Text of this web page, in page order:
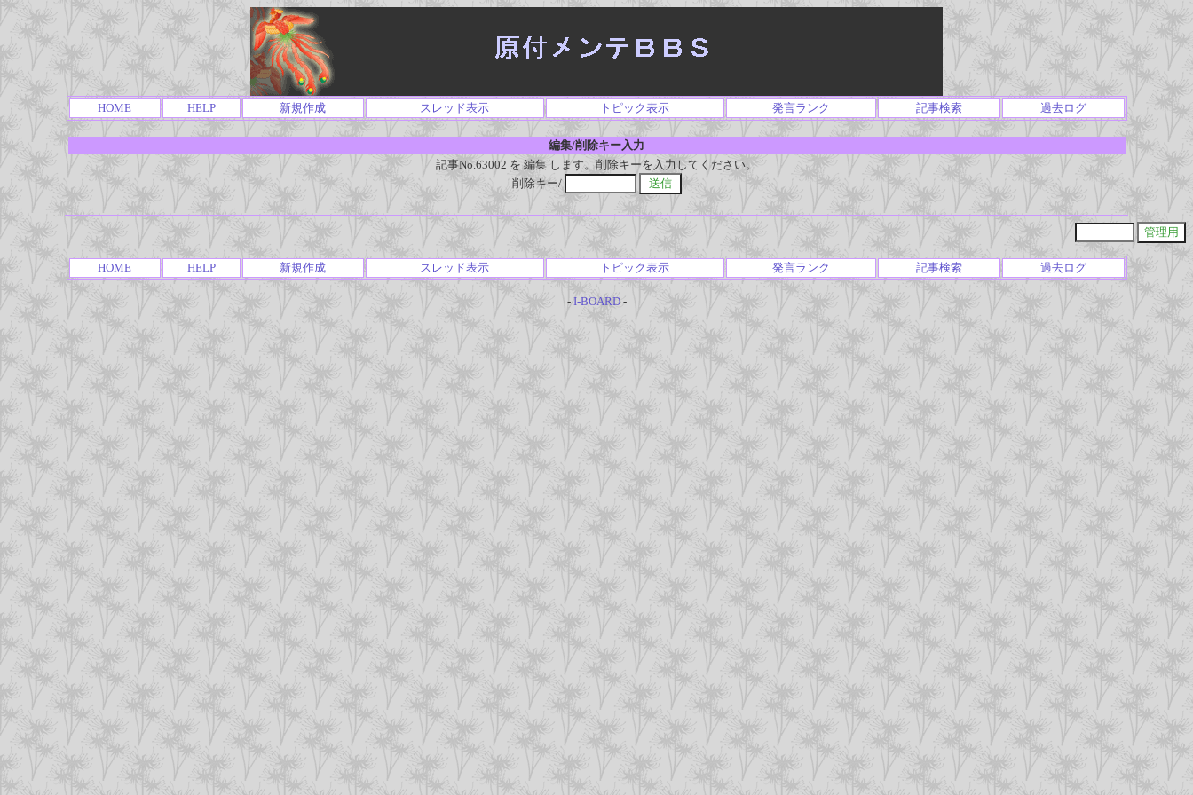
HOME HELP 新規作成 スレッド表示 トピック表示 発言ランク 記事検索 過去ログ
編集/削除キー入力
記事No.63002 を 編集 します。削除キーを入力してください。
削除キー/
HOME HELP 新規作成 スレッド表示 トピック表示 発言ランク 記事検索 過去ログ
- I-BOARD-